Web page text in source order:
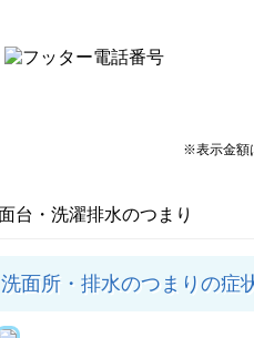
※表示金額
洗面所・排水のつまりの症